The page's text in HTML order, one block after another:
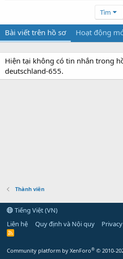
Tìm
Bài viết trên hồ sơ Hoạt động
Hiện tại không có tin nhắn trong
deutschland-655.
Thành viên
Tiếng Việt (VN)
Liên hệ
Quy định và Nội quy
R
Community platform by XenForo® © 2010-